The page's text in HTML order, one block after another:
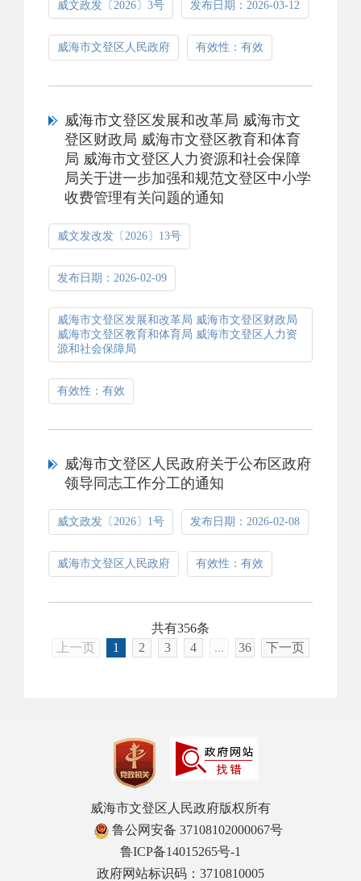
威文政发〔2026〕3号 发布日期：2026-03-12
威海市文登区人民政府 有效性：有效
威海市文登区发展和改革局 威海市文
登区财政局 威海市文登区教育和体育
局 威海市文登区人力资源和社会保障
局关于进一步加强和规范文登区中小学
收费管理有关问题的通知
威文发改发〔2026〕13号
发布日期：2026-02-09
威海市文登区发展和改革局 威海市文登区财政局
威海市文登区教育和体育局 威海市文登区人力资
源和社会保障局
有效性：有效
威海市文登区人民政府关于公布区政府
领导同志工作分工的通知
威文政发〔2026〕1号 发布日期：2026-02-08
威海市文登区人民政府 有效性：有效
共有356条
上一页
1 2 3 4 ... 36 下一页
威海市文登区人民政府版权所有
鲁公网安备 37108102000067号
鲁ICP备14015265号-1
政府网站标识码：3710810005